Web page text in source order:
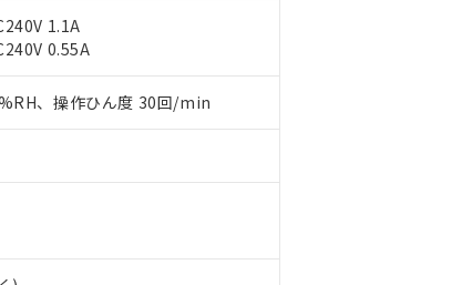
1.1A
0.55A
、操作ひん度 30回/min
ス）をご利用いただくには、I-Webメンバーズにご登録され
様との取引・商談に必要な範囲で利用することをご了承くだ
ので、過去に遡って非含有を証明するものではありません。
の対応では、対応完了までの期間は出荷製品に未対応品が
りました。
以下であることを示します。
外部に漏えいし、環境に深刻な影響を及ぼさない年数を意
わせください。
、お客様のお取引先、またはお客様担当のオムロン制御
ださい)
を公開していない機種